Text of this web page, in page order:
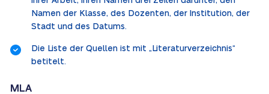
Namen der Klasse, des Dozenten, der Institution, der
Stadt und des Datums.
Die Liste der Quellen ist mit „Literaturverzeichnis“
betitelt.
MLA